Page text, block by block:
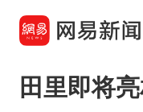
田里即将